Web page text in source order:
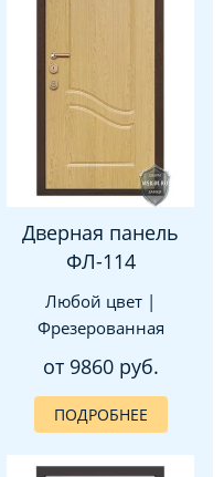
Дверная панель
ФЛ-114
Любой цвет |
Фрезерованная
от 9860 руб.
ПОДРОБНЕЕ